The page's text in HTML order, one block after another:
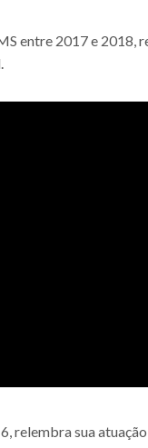
entre 2017 e 2018,
relembra sua